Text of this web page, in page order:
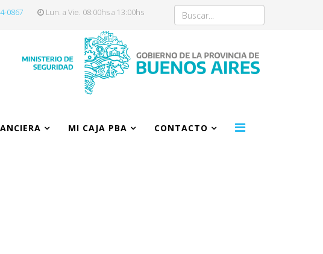
0867 Lun. a Vie. 08:00hs a 13:00hs
MI CAJA PBA CONTACTO